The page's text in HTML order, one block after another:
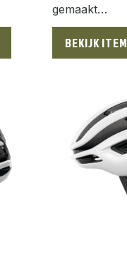
gemaakt…
BEKIJK ITEM